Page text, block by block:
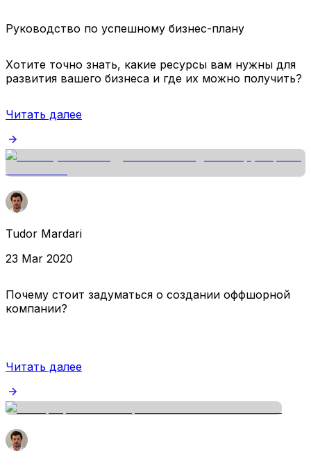
Руководство по успешному бизнес-плану
Хотите точно знать, какие ресурсы вам нужны для
развития вашего бизнеса и где их можно получить?
Читать далее
Tudor Mardari
23 Mar 2020
Почему стоит задуматься о создании оффшорной
компании?
Читать далее